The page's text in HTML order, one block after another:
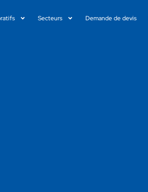
Secteurs Demande de devis